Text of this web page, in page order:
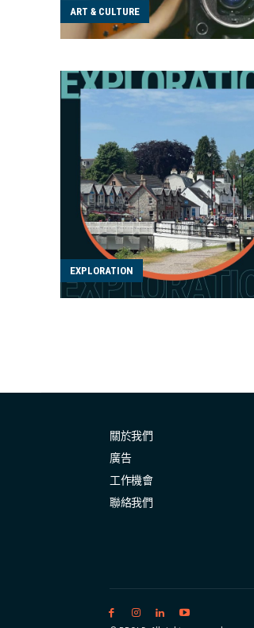
ART & CULTURE
EXPLORATION
關於我們
廣告
工作機會
聯絡我們